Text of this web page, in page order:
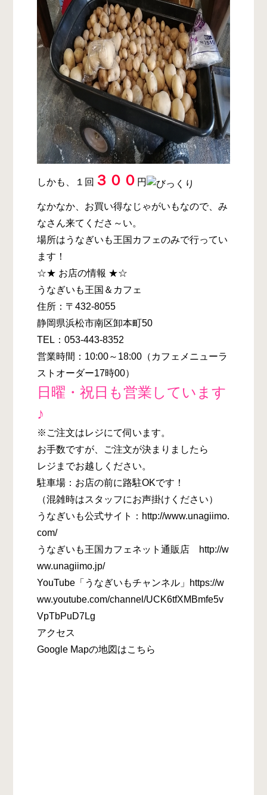
しかも、１回 ３００ 円
なかなか、お買い得なじゃがいもなので、み
なさん来てくださ～い。
場所はうなぎいも王国カフェのみで行ってい
ます！
☆★ お店の情報 ★☆
うなぎいも王国＆カフェ
住所：〒432-8055
静岡県浜松市南区卸本町50
TEL：053-443-8352
営業時間：10:00～18:00（カフェメニューラ
ストオーダー17時00）
日曜・祝日も営業しています
♪
※ご注文はレジにて伺います。
お手数ですが、ご注文が決まりましたら
レジまでお越しください。
駐車場：お店の前に路駐OKです！
（混雑時はスタッフにお声掛けください）
うなぎいも公式サイト：http://www.unagiimo.
com/
うなぎいも王国カフェネット通販店 http://w
ww.unagiimo.jp/
YouTube「うなぎいもチャンネル」https://w
ww.youtube.com/channel/UCK6tfXMBmfe5v
VpTbPuD7Lg
アクセス
Google Mapの地図はこちら